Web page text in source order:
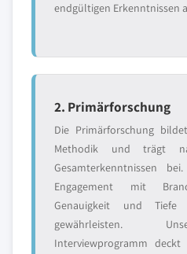
endgültigen Erkenntnissen
2. Primärforschung
Die Primärforschung
Methodik und trägt
Gesamterkenntnissen
Engagement mit
Genauigkeit und
gewährleisten.
Interviewprogramm